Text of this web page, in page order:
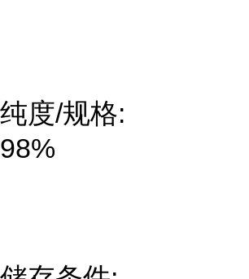
纯度/规格:
98%